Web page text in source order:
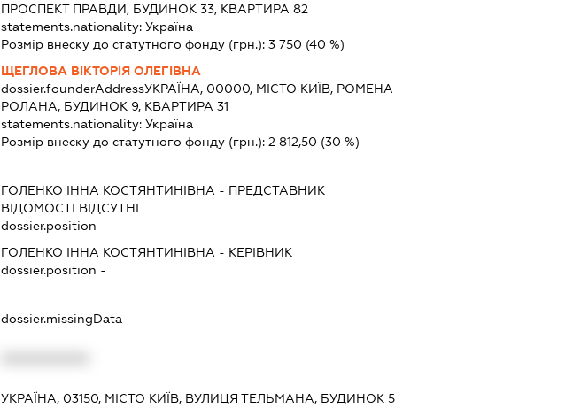
ПРОСПЕКТ ПРАВДИ, БУДИНОК 33, КВАРТИРА 82
statements.nationality:Україна
Розмір внеску до статутного фонду (грн.):3 750 (40 %)
ЩЕГЛОВА ВІКТОРІЯ ОЛЕГІВНА
dossier.founderAddressУКРАЇНА, 00000, МІСТО КИЇВ, РОМЕНА
РОЛАНА, БУДИНОК 9, КВАРТИРА 31
statements.nationality:Україна
Розмір внеску до статутного фонду (грн.):2 812,50 (30 %)
ГОЛЕНКО ІННА КОСТЯНТИНІВНА - ПРЕДСТАВНИК
ВІДОМОСТІ ВІДСУТНІ
dossier.position -
ГОЛЕНКО ІННА КОСТЯНТИНІВНА - КЕРІВНИК
dossier.position -
dossier.missingData
УКРАЇНА, 03150, МІСТО КИЇВ, ВУЛИЦЯ ТЕЛЬМАНА, БУДИНОК 5